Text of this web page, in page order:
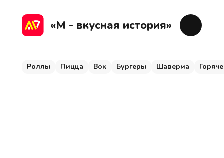
«М - вкусная история»
Роллы Пицца Вок Бургеры Шаверма
Шаверма